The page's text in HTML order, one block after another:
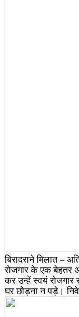
बिरादराने मिलात –
रोजगार के एक बेहतर
कर उन्हें स्वयं
घर छोड़ना न पड़े।